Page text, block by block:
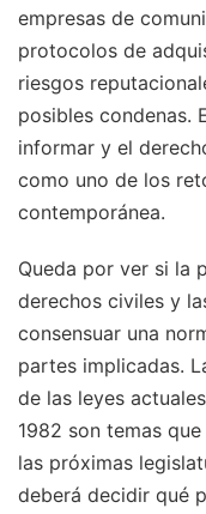
empresas de
protocolos de
riesgos
posibles condenas.
informar y el
como uno de los
contemporánea.
Queda por ver si la
derechos civiles y
consensuar una
partes implicadas.
de las leyes
1982 son temas
las próximas
deberá decidir qué